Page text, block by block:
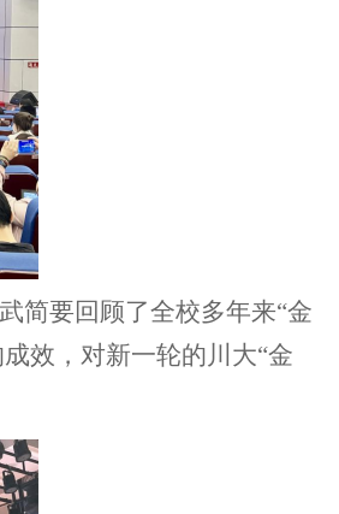
简要回顾了全校多年来“金
效，对新一轮的川大“金